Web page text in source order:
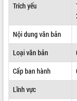
VĂN BẢN HĐND TỈNH
ĐIỂM TIN VĂN BẢN
Trích yếu
Nội dung văn bản
Loại văn bản
Cấp ban hành
Lĩnh vực